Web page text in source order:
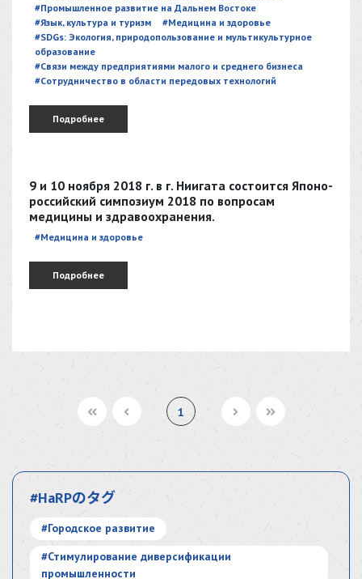
#Промышленное развитие на Дальнем Востоке
#Язык, культура и туризм
#Медицина и здоровье
#SDGs: Экология, природопользование и мультикультурное
образование
#Связи между предприятиями малого и среднего бизнеса
#Сотрудничество в области передовых технологий
Подробнее
9 и 10 ноября 2018 г. в г. Ниигата состоится Японо-
российский симпозиум 2018 по вопросам
медицины и здравоохранения.
#Медицина и здоровье
Подробнее
1
#HaRPのタグ
#Городское развитие
#Стимулирование диверсификации
промышленности